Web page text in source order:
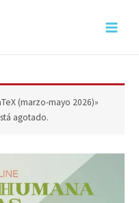
Main
(marzo-mayo 2026)»
agotado.